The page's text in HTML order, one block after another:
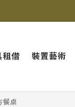
租借 裝置藝術
餐桌